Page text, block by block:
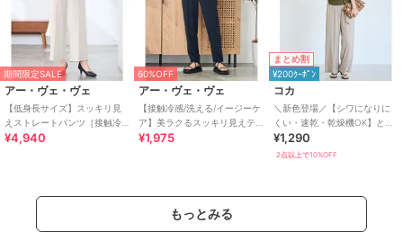
期間限定SALE
アー・ヴェ・ヴェ
【低身長サイズ】スッキリ見
えストレートパンツ［接触冷
感/速乾/UVカット/イージーケ
¥4,940
60%OFF
アー・ヴェ・ヴェ
【接触冷感/洗える/イージーケ
ア】美ラクるスッキリ見えテ
ーパードパンツ
¥1,975
まとめ割
¥200ｸｰﾎﾟﾝ
コカ
＼新色登場／【シワになりに
くい・速乾・乾燥機OK】とろ
みリブリラックスパンツ 全4色
¥1,290
2点以上で10%OFF
もっとみる